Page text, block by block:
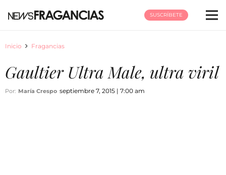
SUSCRÍBETE
Inicio Fragancias
Gaultier Ultra Male, ultra viril
Por: María Crespo septiembre 7, 2015 | 7:00 am